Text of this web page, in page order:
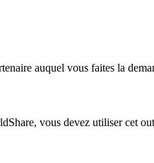
auquel vous faites la
vous devez utiliser cet